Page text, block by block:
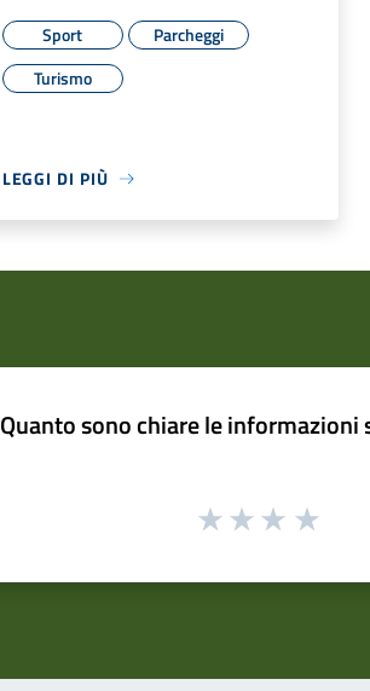
Sport
Parcheggi
Turismo
LEGGI DI PIÙ
Quanto sono chiare le informazioni